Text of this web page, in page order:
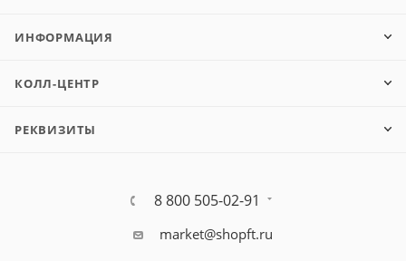
ИНФОРМАЦИЯ
КОЛЛ-ЦЕНТР
РЕКВИЗИТЫ
8 800 505-02-91
market@shopft.ru